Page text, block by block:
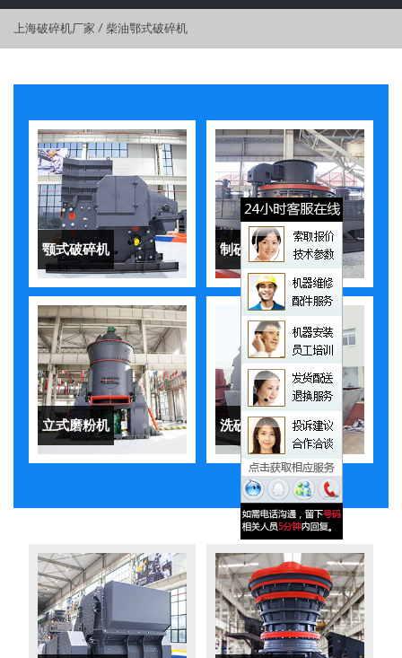
上海破碎机厂家 / 柴油鄂式破碎机
颚式破碎机 制砂机
立式磨粉机 洗砂机